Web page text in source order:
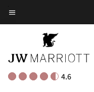
Skip
to菜单文本
4.6